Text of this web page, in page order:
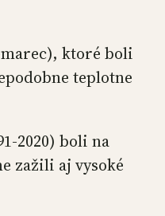
ktoré boli
teplotne
2020) boli na
zažili aj vysoké